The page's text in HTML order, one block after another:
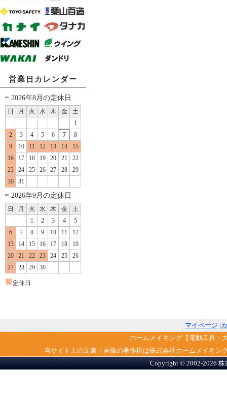
営業日カレンダー
2026年8月の定休日
日 月 火 水 木 金
土
1
2
3 4 5 6 7
8
9
10 11 12 13 14
15
16
17 18 19 20 21
22
23
24 25 26 27 28
29
30
31
2026年9月の定休日
日 月 火 水 木 金
土
1
2 3 4
5
6
7 8 9 10 11
12
13
14 15 16 17 18
19
20
21 22 23 24 25
26
27
28 29 30
■ 定休日
マイページ |
ホームメイキング【電動工具・
当サイト上の文書・画像の著作権は株式会社ホームメイキ
Copyright © 2002-2026